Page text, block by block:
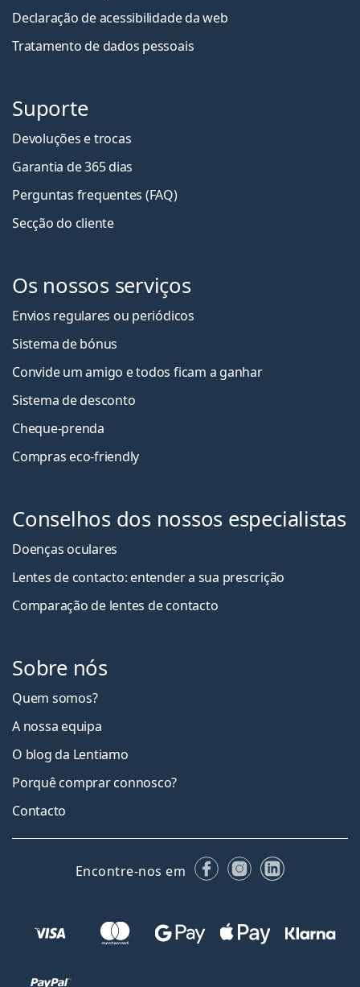
Declaração de acessibilidade da web
Tratamento de dados pessoais
Suporte
Devoluções e trocas
Garantia de 365 dias
Perguntas frequentes (FAQ)
Secção do cliente
Os nossos serviços
Envios regulares ou periódicos
Sistema de bónus
Convide um amigo e todos ficam a ganhar
Sistema de desconto
Cheque-prenda
Compras eco-friendly
Conselhos dos nossos especialistas
Doenças oculares
Lentes de contacto: entender a sua prescrição
Comparação de lentes de contacto
Sobre nós
Quem somos?
A nossa equipa
O blog da Lentiamo
Porquê comprar connosco?
Contacto
Encontre-nos em FacebookInstagram
LinkedIn